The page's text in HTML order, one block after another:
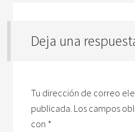
Deja una
Tu dirección de correo
publicada. Los campos
con *